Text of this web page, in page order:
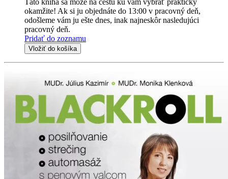
Táto kniha sa môže na cestu ku vám vybrať prakticky
okamžite! Ak si ju objednáte do 13:00 v pracovný deň,
odošleme vám ju ešte dnes, inak najneskôr nasledujúci
pracovný deň.
Pridať do zoznamu
Vložiť do košíka